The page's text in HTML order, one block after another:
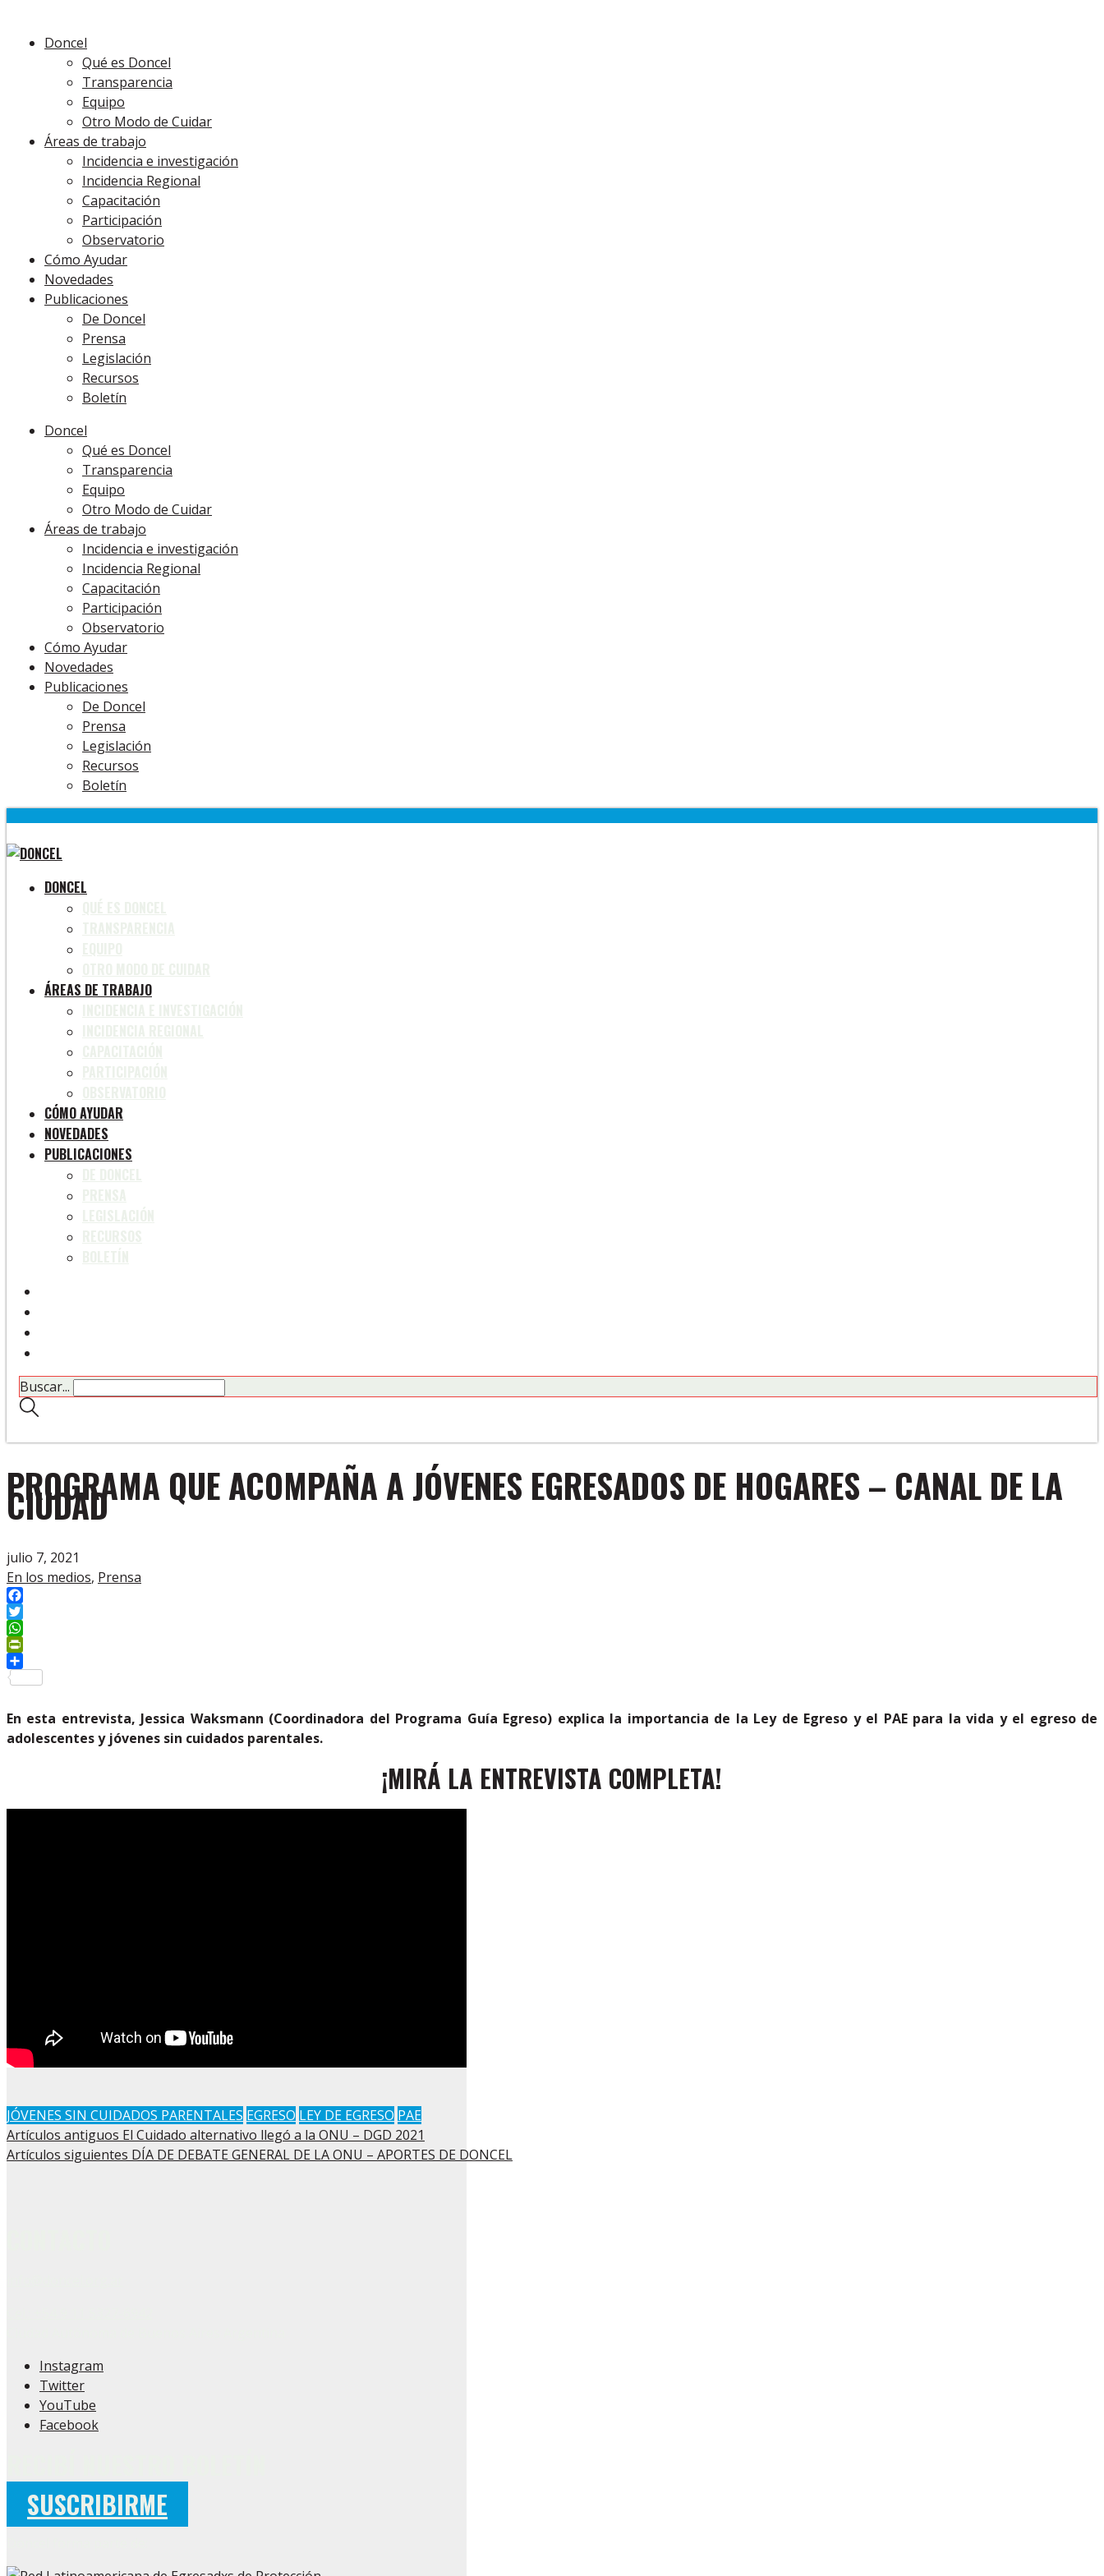
Doncel
Qué es Doncel
Transparencia
Equipo
Otro Modo de Cuidar
Áreas de trabajo
Incidencia e investigación
Incidencia Regional
Capacitación
Participación
Observatorio
Cómo Ayudar
Novedades
Publicaciones
De Doncel
Prensa
Legislación
Recursos
Boletín
Doncel
Qué es Doncel
Transparencia
Equipo
Otro Modo de Cuidar
Áreas de trabajo
Incidencia e investigación
Incidencia Regional
Capacitación
Participación
Observatorio
Cómo Ayudar
Novedades
Publicaciones
De Doncel
Prensa
Legislación
Recursos
Boletín
DONCEL
ÁREAS DE TRABAJO
CÓMO AYUDAR
NOVEDADES
PUBLICACIONES
Buscar...
PROGRAMA QUE ACOMPAÑA A JÓVENES EGRESADOS DE HOGARES – CANAL DE LA
CIUDAD
julio 7, 2021
En los medios, Prensa
Facebook
Twitter
WhatsApp
PrintFriendly
En esta entrevista, Jessica Waksmann (Coordinadora del Programa Guía Egreso) explica la importancia de la Ley de Egreso y el PAE para la vida y el egreso de
adolescentes y jóvenes sin cuidados parentales.
¡MIRÁ LA ENTREVISTA COMPLETA!
JÓVENES SIN CUIDADOS PARENTALES EGRESO LEY DE EGRESO PAE
Artículos antiguos El Cuidado alternativo llegó a la ONU – DGD 2021
Artículos siguientes DÍA DE DEBATE GENERAL DE LA ONU – APORTES DE DONCEL
Instagram
Twitter
YouTube
Facebook
SUSCRIBIRME